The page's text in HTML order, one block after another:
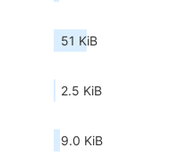
51 KiB
2.5 KiB
9.0 KiB